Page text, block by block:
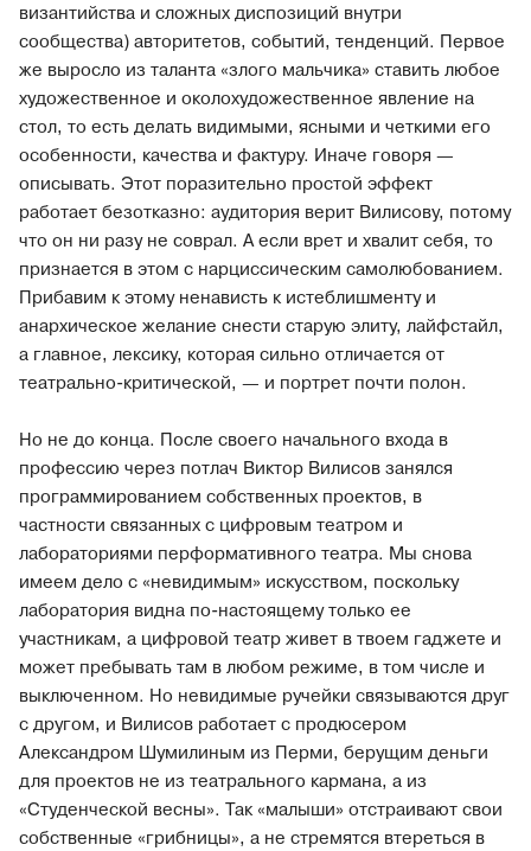
византийства и сложных диспозиций внутри
сообщества) авторитетов, событий, тенденций. Первое
же выросло из таланта «злого мальчика» ставить любое
художественное и околохудожественное явление на
стол, то есть делать видимыми, ясными и четкими его
особенности, качества и фактуру. Иначе говоря —
описывать. Этот поразительно простой эффект
работает безотказно: аудитория верит Вилисову, потому
что он ни разу не соврал. А если врет и хвалит себя, то
признается в этом с нарциссическим самолюбованием.
Прибавим к этому ненависть к истеблишменту и
анархическое желание снести старую элиту, лайфстайл,
а главное, лексику, которая сильно отличается от
театрально-критической, — и портрет почти полон.
Но не до конца. После своего начального входа в
профессию через потлач Виктор Вилисов занялся
программированием собственных проектов, в
частности связанных с цифровым театром и
лабораториями перформативного театра. Мы снова
имеем дело с «невидимым» искусством, поскольку
лаборатория видна по-настоящему только ее
участникам, а цифровой театр живет в твоем гаджете и
может пребывать там в любом режиме, в том числе и
выключенном. Но невидимые ручейки связываются друг
с другом, и Вилисов работает с продюсером
Александром Шумилиным из Перми, берущим деньги
для проектов не из театрального кармана, а из
«Студенческой весны». Так «малыши» отстраивают свои
собственные «грибницы», а не стремятся втереться в